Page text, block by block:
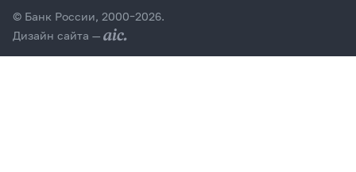
© Банк России, 2000–2026.
Дизайн сайта —